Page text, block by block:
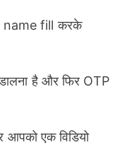
name fill करके
है और फिर OTP
आपको एक विडियो